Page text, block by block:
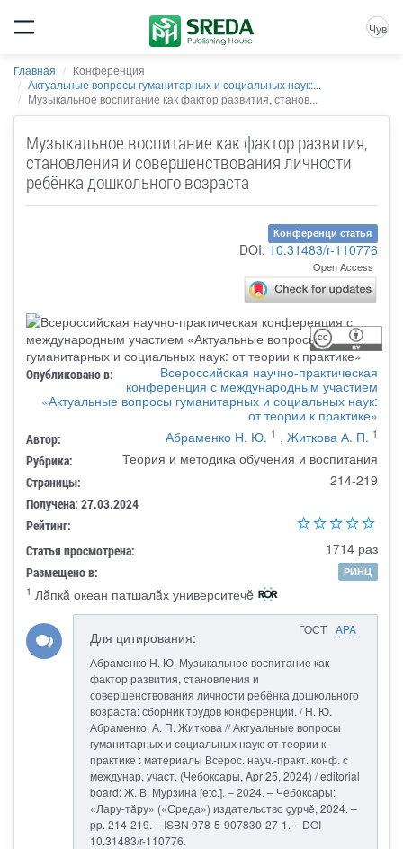
Чув
Главная
Конференция
Актуальные вопросы гуманитарных и социальных наук:...
Музыкальное воспитание как фактор развития, станов...
Музыкальное воспитание как фактор развития,
становления и совершенствования личности
ребёнка дошкольного возраста
Конференци статья
DOI:10.31483/r-110776
Open Access
Опубликовано в:
Всероссийская научно-практическая
конференция с международным участием
«Актуальные вопросы гуманитарных и социальных наук:
от теории к практике»
Автор: Абраменко Н. Ю. 1 , Житкова А. П. 1
Рубрика: Теория и методика обучения и воспитания
Страницы: 214-219
Получена: 27.03.2024
Рейтинг:
Статья просмотрена:
1714 раз
Размещено в:
РИНЦ
1 Лăпкă океан патшалăх университечĕ
ГОСТ APA
Для цитирования:
Абраменко Н. Ю. Музыкальное воспитание как
фактор развития, становления и
совершенствования личности ребёнка дошкольного
возраста: сборник трудов конференции. / Н. Ю.
Абраменко, А. П. Житкова // Актуальные вопросы
гуманитарных и социальных наук: от теории к
практике : материалы Всерос. науч.-практ. конф. с
междунар. участ. (Чебоксары, Apr 25, 2024) / editorial
board: Ж. В. Мурзина [etc.]. – 2024. – Чебоксары:
«Лару-тăру» («Среда») издательство çурчě, 2024. –
pp. 214-219. – ISBN 978-5-907830-27-1. – DOI
10.31483/r-110776.